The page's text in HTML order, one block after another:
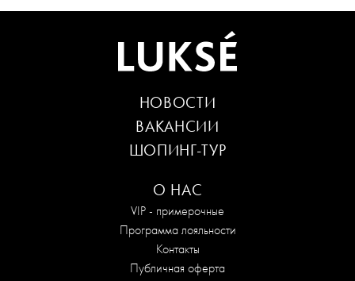
О НАС
VIP - примерочные
Программа лояльности
Контакты
Публичная оферта
НОВОСТИ
ВАКАНСИИ
ШОПИНГ-ТУР